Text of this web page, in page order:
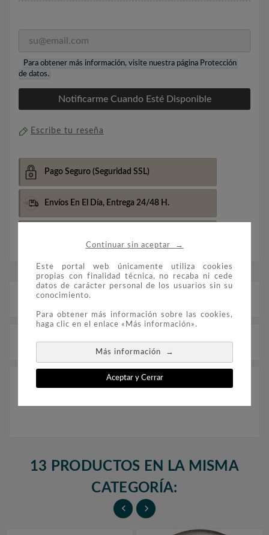
Continuar sin aceptar →
Este portal web únicamente utiliza cookies
propias con finalidad técnica, no recaba ni cede
datos de carácter personal de los usuarios sin su
conocimiento.
Para obtener más información sobre las cookies,
haga clic en el enlace «Más información».
Más información →
Aceptar y Cerrar
Para obtener más información, visite nuestra página Protección
de datos.
Notificarme Cuando Esté Disponible
Escribe tu reseña
Pago Seguro (Seguridad SSL)
Envíos En El Día, Entrega 24/48 H.
Detalles del producto
Moneda de 5 CTS del año 1919 de la
13 PRODUCTOS EN LA MISMA
CATEGORÍA:
 